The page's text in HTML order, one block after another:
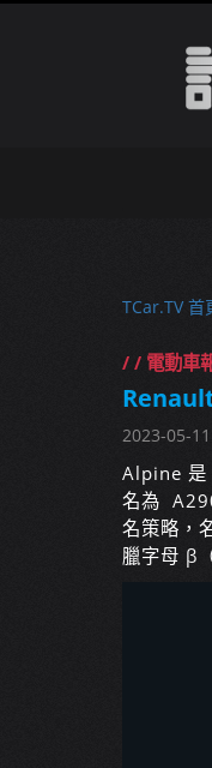
TCar.TV 首
/ / 電動車
2023-05-11
Alpine 是
名為
名策略，
臘字母 β